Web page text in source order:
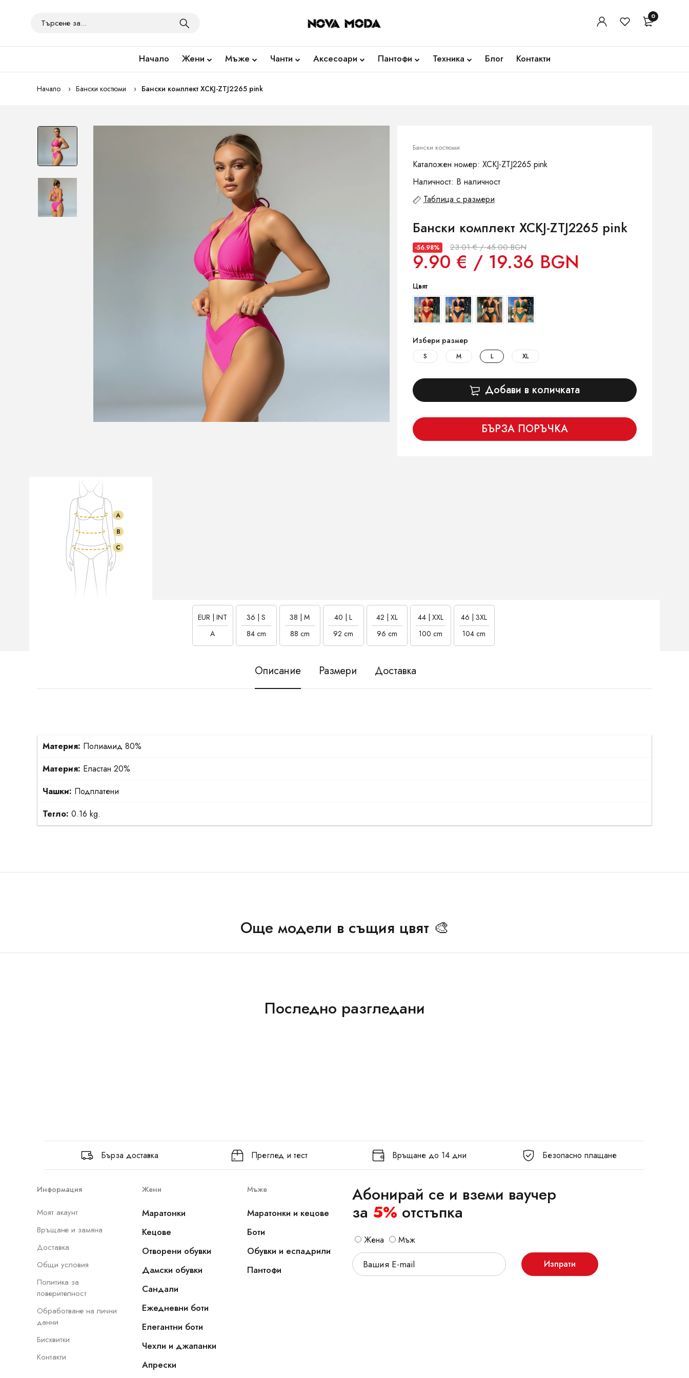
0
Начало Жени Мъже Чанти Аксесоари Пантофи Техника Блог Контакти
Начало Бански костюми Бански комплект XCKJ-ZTJ2265 pink
Бански костюми
Каталожен номер: XCKJ-ZTJ2265 pink
Наличност: В наличност
Таблица с размери
Бански комплект XCKJ-ZTJ2265 pink
-56.98% 23.01 € / 45.00 BGN
9.90 € / 19.36 BGN
Цвят
Избери размер
S M L XL
Добави в количката
БЪРЗА ПОРЪЧКА
EUR | INT
A
36 | S
84 cm
38 | M
88 cm
40 | L
92 cm
42 | XL
96 cm
44 | XXL
100 cm
46 | 3XL
104 cm
Описание Размери Доставка
Материя: Полиамид 80%
Материя: Еластан 20%
Чашки: Подплатени
Тегло: 0.16 kg.
Още модели в същия цвят 🎨
Последно разгледани
Бърза доставка Преглед и тест Връщане до 14 дни Безопасно плащане
Информация
Моят акаунт
Връщане и замяна
Доставка
Общи условия
Политика за
поверителност
Обработване на лични
данни
Бисквитки
Контакти
Жени
Маратонки
Кецове
Отворени обувки
Дамски обувки
Сандали
Ежедневни боти
Елегантни боти
Чехли и джапанки
Апрески
Мъже
Маратонки и кецове
Боти
Обувки и еспадрили
Пантофи
Абонирай се и вземи ваучер
за 5% отстъпка
Жена Мъж
Изпрати